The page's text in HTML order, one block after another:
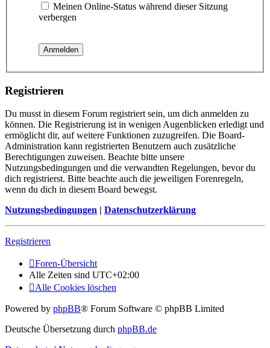
Meinen Online-Status während dieser Sitzung
verbergen
Registrieren
Du musst in diesem Forum registriert sein, um dich anmelden zu
können. Die Registrierung ist in wenigen Augenblicken erledigt und
ermöglicht dir, auf weitere Funktionen zuzugreifen. Die Board-
Administration kann registrierten Benutzern auch zusätzliche
Berechtigungen zuweisen. Beachte bitte unsere
Nutzungsbedingungen und die verwandten Regelungen, bevor du
dich registrierst. Bitte beachte auch die jeweiligen Forenregeln,
wenn du dich in diesem Board bewegst.
Nutzungsbedingungen | Datenschutzerklärung
Registrieren
Foren-Übersicht
Alle Zeiten sind UTC+02:00
Alle Cookies löschen
Powered by phpBB® Forum Software © phpBB Limited
Deutsche Übersetzung durch phpBB.de